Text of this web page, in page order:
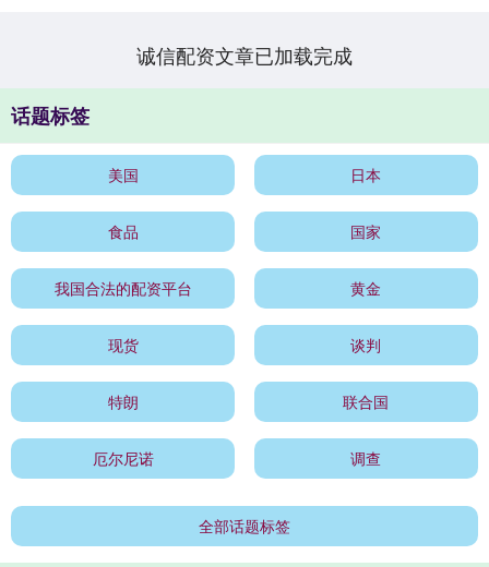
诚信配资文章已加载完成
话题标签
美国 日本
食品 国家
我国合法的配资平台 黄金
现货 谈判
特朗 联合国
厄尔尼诺 调查
全部话题标签